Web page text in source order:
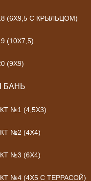
(6Х9,5 С КРЫЛЬЦОМ)
(10Х7,5)
(9Х9)
БАНЬ
№1 (4,5X3)
№2 (4X4)
№3 (6X4)
№4 (4Х5 С ТЕРРАСОЙ)